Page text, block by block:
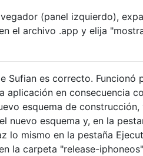
(panel izquierdo),
el archivo .app y elija
Sufian es correcto. Funcionó
aplicación en consecuencia
esquema de
nuevo esquema y, en la
lo mismo en la pestaña
la carpeta "release-